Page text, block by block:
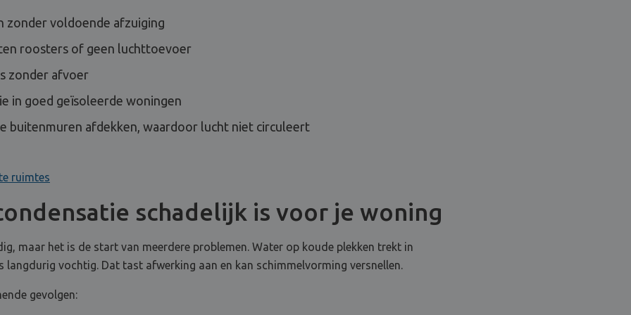
zonder voldoende afzuiging
roosters of geen luchttoevoer
zonder afvoer
in goed geïsoleerde woningen
buitenmuren afdekken, waardoor lucht niet circuleert
ruimtes
schadelijk is voor je woning
maar het is de start van meerdere problemen. Water op koude plekken trekt in
langdurig vochtig. Dat tast afwerking aan en kan schimmelvorming versnellen.
gevolgen: